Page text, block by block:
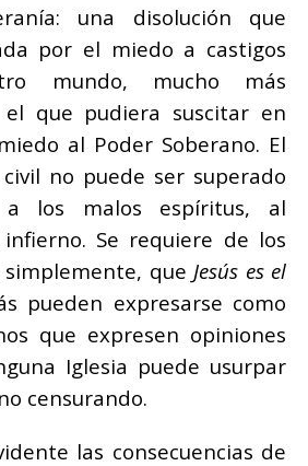
una disolución que
por el miedo a castigos
mundo, mucho más
que pudiera suscitar en
al Poder Soberano. El
no puede ser superado
los malos espíritus, al
Se requiere de los
que Jesús es el
pueden expresarse como
que expresen opiniones
Iglesia puede usurpar
censurando.
las consecuencias de